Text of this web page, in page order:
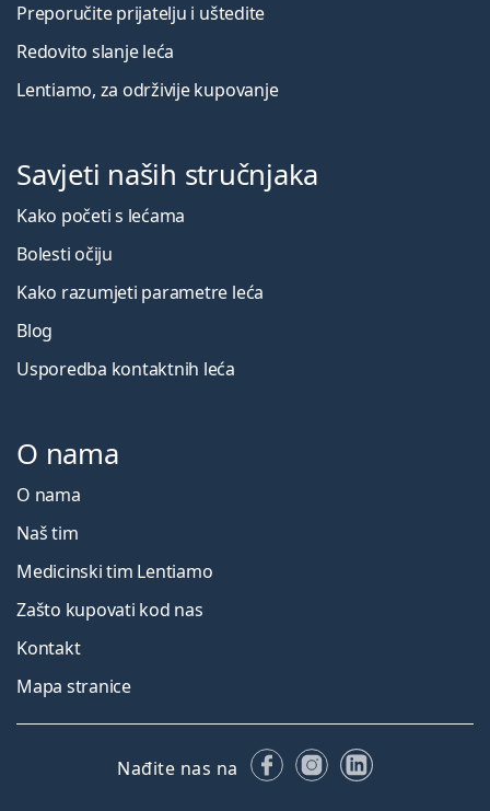
Preporučite prijatelju i uštedite
Redovito slanje leća
Lentiamo, za održivije kupovanje
Savjeti naših stručnjaka
Kako početi s lećama
Bolesti očiju
Kako razumjeti parametre leća
Blog
Usporedba kontaktnih leća
O nama
O nama
Naš tim
Medicinski tim Lentiamo
Zašto kupovati kod nas
Kontakt
Mapa stranice
Nađite nas na FacebookuInstagramu
LinkedIn